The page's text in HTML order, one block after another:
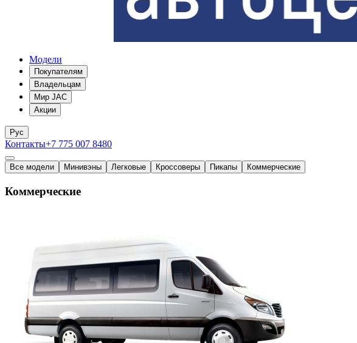
Модели
Покупателям
Владельцам
Мир JAC
Акции
Рус
Контакты+7 775 007 8480
Все модели Минивэны Легковые Кроссоверы Пикапы Коммерческие
Коммерческие